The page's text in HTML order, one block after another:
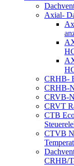
Axial-
CRHB-
CRHB-
CRVB-
CRVT
CTB
CTVB
CRHB/